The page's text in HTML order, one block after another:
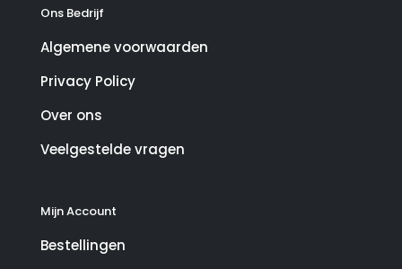
Ons Bedrijf
Algemene voorwaarden
Privacy Policy
Over ons
Veelgestelde vragen
Mijn Account
Bestellingen